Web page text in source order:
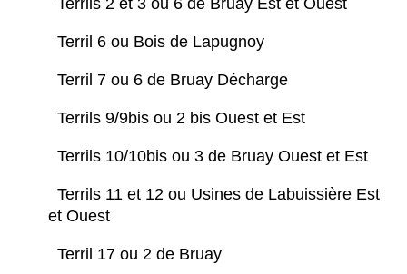
Terrils 2 et 3 ou 6 de Bruay Est et Ouest
Terril 6 ou Bois de Lapugnoy
Terril 7 ou 6 de Bruay Décharge
Terrils 9/9bis ou 2 bis Ouest et Est
Terrils 10/10bis ou 3 de Bruay Ouest et Est
Terrils 11 et 12 ou Usines de Labuissière Est
et Ouest
Terril 17 ou 2 de Bruay